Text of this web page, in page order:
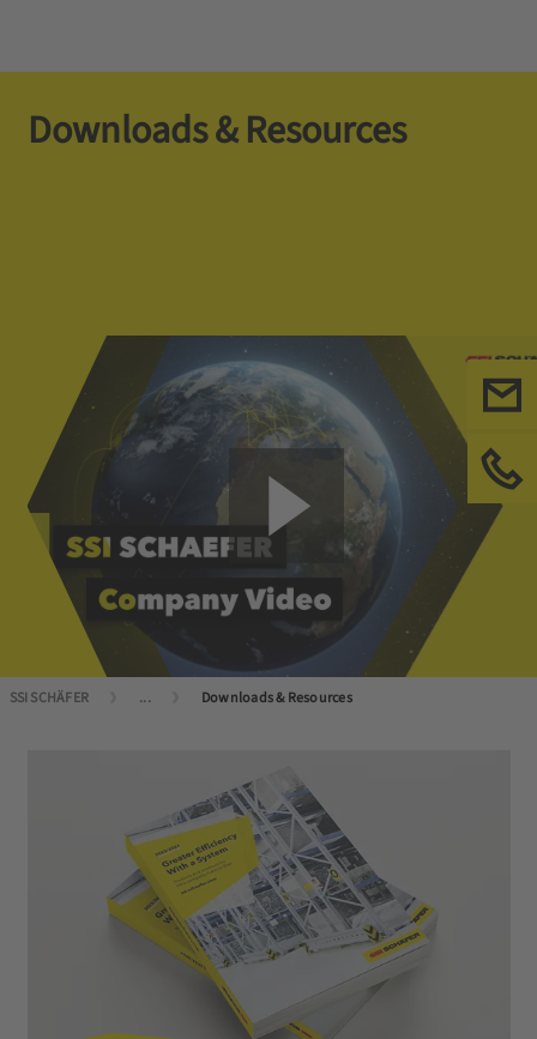
Downloads & Resources
SSI SCHÄFER ... Downloads & Resources